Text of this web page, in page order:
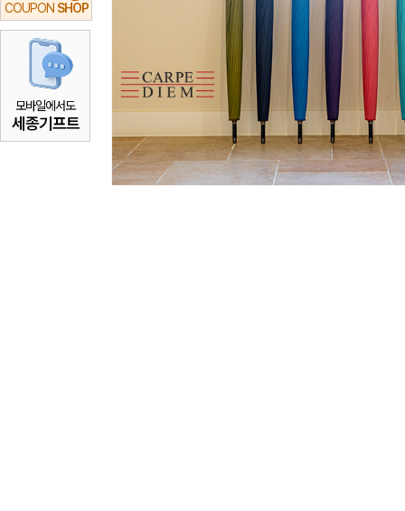
COUPON SHOP
모바일에서도
세종기프트